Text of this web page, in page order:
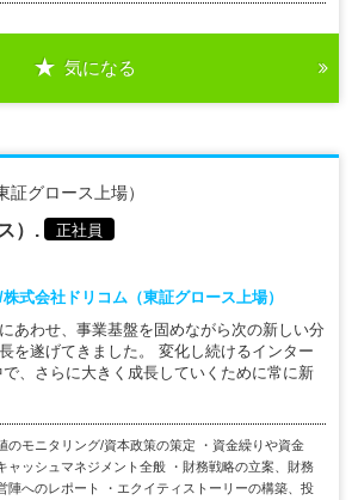
気になる
グロース上場）
）. 正社員
式会社ドリコム（東証グロース上場）
あわせ、事業基盤を固めながら次の新しい分
を遂げてきました。 変化し続けるインター
、さらに大きく成長していくために常に新
のモニタリング/資本政策の策定 ・資金繰りや資金
ャッシュマネジメント全般 ・財務戦略の立案、財務
陣へのレポート ・エクイティストーリーの構築、投